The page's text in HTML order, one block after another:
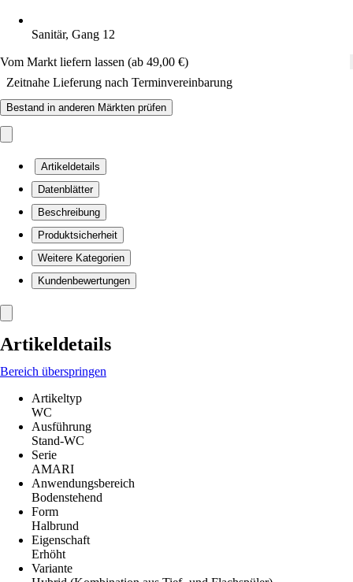
Sanitär, Gang 12
Vom Markt liefern lassen (ab 49,00 €)
Zeitnahe Lieferung nach Terminvereinbarung
Bestand in anderen Märkten prüfen
Artikeldetails
Datenblätter
Beschreibung
Produktsicherheit
Weitere Kategorien
Kundenbewertungen
Artikeldetails
Bereich überspringen
Artikeltyp
WC
Ausführung
Stand-WC
Serie
AMARI
Anwendungsbereich
Bodenstehend
Form
Halbrund
Eigenschaft
Erhöht
Variante